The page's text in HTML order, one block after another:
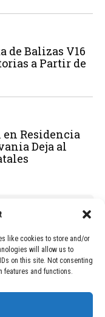
like cookies to store and/or
will allow us to
on this site. Not consenting
features and functions.
de Balizas V16
a Partir de
Residencia
Deja al